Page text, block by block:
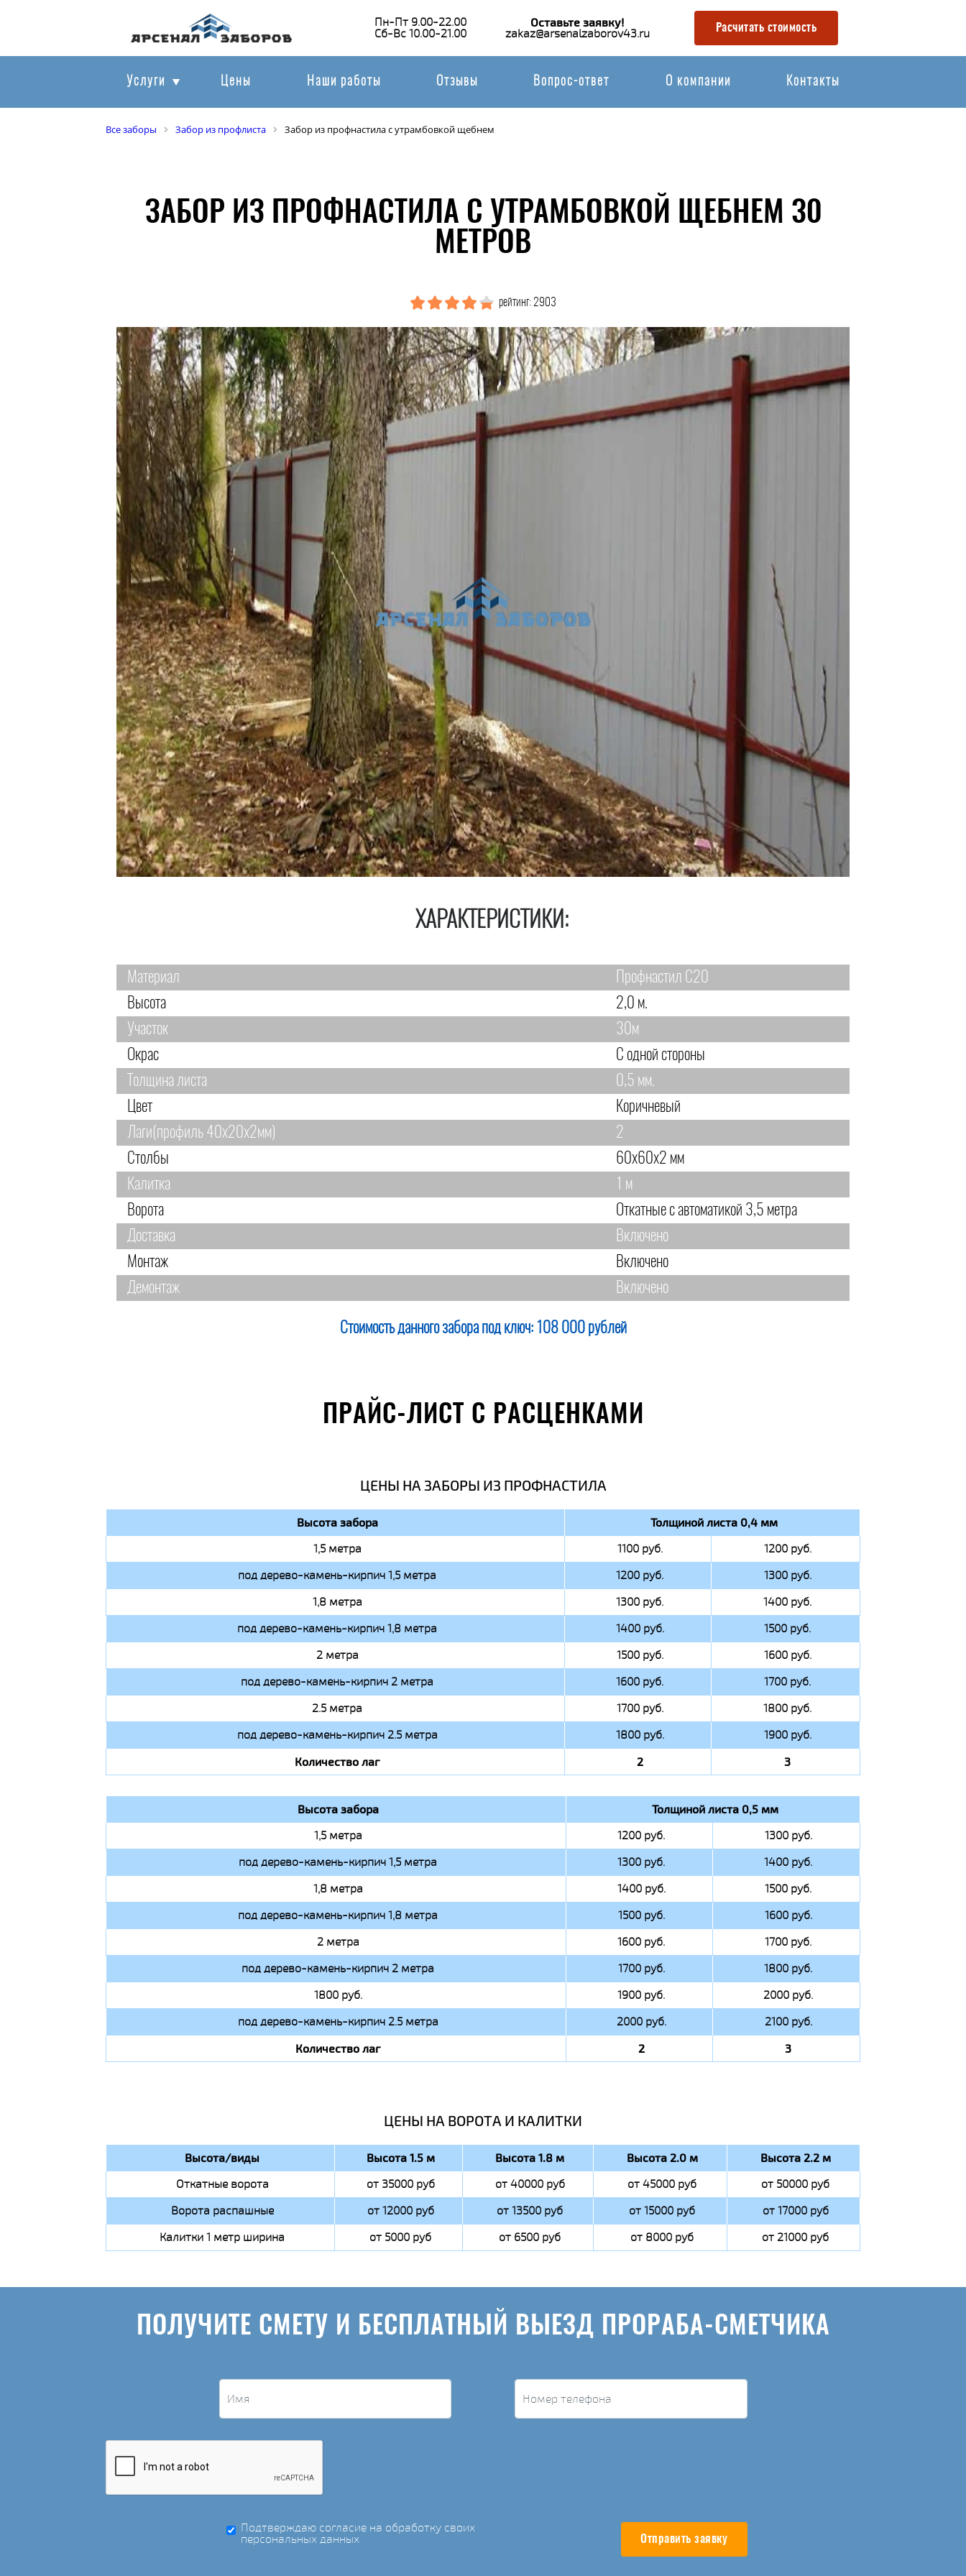
Пн-Пт 9.00-22.00
Сб-Вс 10.00-21.00
Оставьте заявку!
zakaz@arsenalzaborov43.ru Расчитать стоимость
Услуги Цены Наши работы Отзывы Вопрос-ответ О компании Контакты
Все заборы Забор из профлиста Забор из профнастила с утрамбовкой щебнем
ЗАБОР ИЗ ПРОФНАСТИЛА С УТРАМБОВКОЙ ЩЕБНЕМ 30
МЕТРОВ
рейтинг: 2903
ХАРАКТЕРИСТИКИ:
Материал
Профнастил С20
Высота
2,0 м.
Участок
30м
Окрас
С одной стороны
Толщина листа
0,5 мм.
Цвет
Коричневый
Лаги(профиль 40х20х2мм)
2
Столбы
60х60х2 мм
Калитка
1 м
Ворота
Откатные с автоматикой 3,5 метра
Доставка
Включено
Монтаж
Включено
Демонтаж
Включено
Стоимость данного забора под ключ: 108 000 рублей
ПРАЙС-ЛИСТ С РАСЦЕНКАМИ
ЦЕНЫ НА ЗАБОРЫ ИЗ ПРОФНАСТИЛА
Высота забора Толщиной листа 0,4 мм
1,5 метра 1100 руб.
1200 руб.
под дерево-камень-кирпич 1,5 метра
1200 руб.
1300 руб.
1,8 метра
1300 руб.
1400 руб.
под дерево-камень-кирпич 1,8 метра
1400 руб.
1500 руб.
2 метра
1500 руб.
1600 руб.
под дерево-камень-кирпич 2 метра
1600 руб.
1700 руб.
2.5 метра
1700 руб.
1800 руб.
под дерево-камень-кирпич 2.5 метра
1800 руб. 1900 руб.
Количество лаг 2 3
Высота забора Толщиной листа 0,5 мм
1,5 метра 1200 руб.
1300 руб.
под дерево-камень-кирпич 1,5 метра
1300 руб.
1400 руб.
1,8 метра
1400 руб.
1500 руб.
под дерево-камень-кирпич 1,8 метра
1500 руб.
1600 руб.
2 метра
1600 руб.
1700 руб.
под дерево-камень-кирпич 2 метра
1700 руб.
1800 руб.
1800 руб.
1900 руб.
2000 руб.
под дерево-камень-кирпич 2.5 метра
2000 руб. 2100 руб.
Количество лаг 2 3
ЦЕНЫ НА ВОРОТА И КАЛИТКИ
Высота/виды Высота 1.5 м Высота 1.8 м Высота 2.0 м Высота 2.2 м
Откатные ворота от 35000 руб от 40000 руб от 45000 руб
от 50000 руб
Ворота распашные
от 12000 руб от 13500 руб от 15000 руб
от 17000 руб
Калитки 1 метр ширина
от 5000 руб от 6500 руб от 8000 руб от 21000 руб
ПОЛУЧИТЕ СМЕТУ И БЕСПЛАТНЫЙ ВЫЕЗД ПРОРАБА-СМЕТЧИКА
Подтверждаю согласие на обработку своих
персональных данных Отправить заявку